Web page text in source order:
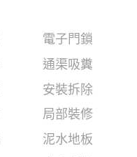
電子門鎖
通渠吸糞
安裝拆除
局部裝修
泥水地板